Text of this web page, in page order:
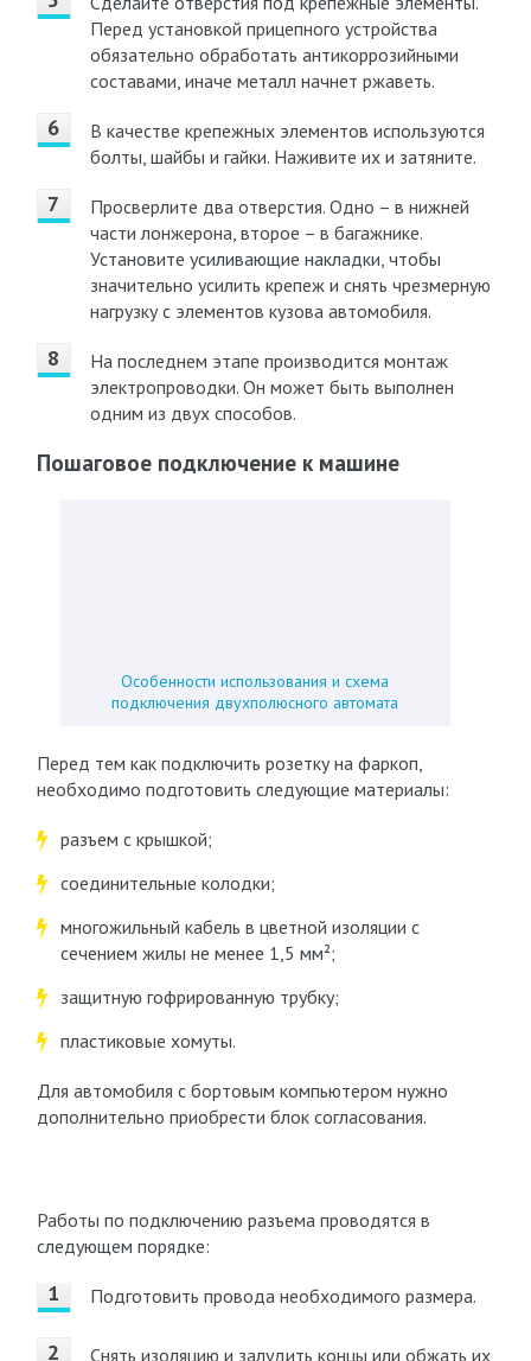
Перед установкой прицепного устройства
обязательно обработать антикоррозийными
составами, иначе металл начнет ржаветь.
В качестве крепежных элементов используются
болты, шайбы и гайки. Наживите их и затяните.
Просверлите два отверстия. Одно – в нижней
части лонжерона, второе – в багажнике.
Установите усиливающие накладки, чтобы
значительно усилить крепеж и снять чрезмерную
нагрузку с элементов кузова автомобиля.
На последнем этапе производится монтаж
электропроводки. Он может быть выполнен
одним из двух способов.
Пошаговое подключение к машине
Особенности использования и схема
подключения двухполюсного автомата
Перед тем как подключить розетку на фаркоп,
необходимо подготовить следующие материалы:
разъем с крышкой;
соединительные колодки;
многожильный кабель в цветной изоляции с
сечением жилы не менее 1,5 мм²;
защитную гофрированную трубку;
пластиковые хомуты.
Для автомобиля с бортовым компьютером нужно
дополнительно приобрести блок согласования.
Работы по подключению разъема проводятся в
следующем порядке:
Подготовить провода необходимого размера.
Снять изоляцию и залудить концы или обжать их